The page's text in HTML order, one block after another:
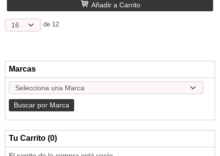
Marcas
Tu Carrito (0)
Añadir a Carrito
de 12